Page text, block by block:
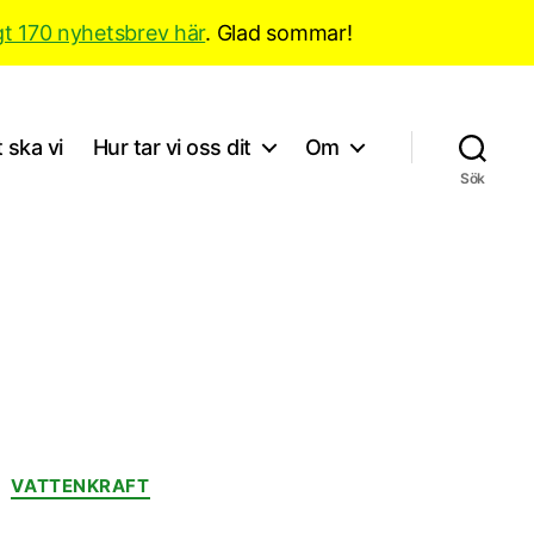
170 nyhetsbrev här. Glad sommar!
ska vi Hur tar vi oss dit Om
Sök
VATTENKRAFT